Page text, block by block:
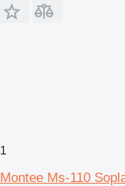
1
Montee Ms-110